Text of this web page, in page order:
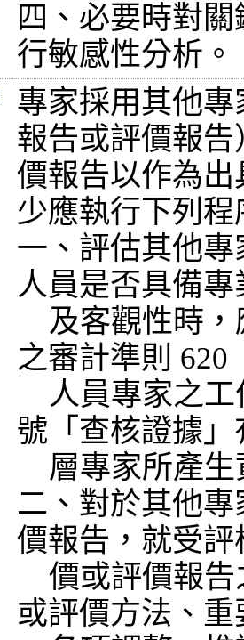
四、必要時對
行敏感性分析。
專家採用其他
報告或評價報
價報告以作為
少應執行下列程
一、評估其他
人員是否具備
之審計準則 620
號「查核證據
二、對於其他
價報告，就受
或評價方法、